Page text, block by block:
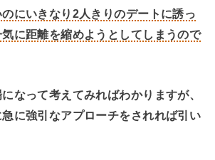
にいきなり2人きりのデートに誘っ
に距離を縮めようとしてしまうので
なって考えてみればわかりますが、
に強引なアプローチをされれば引い